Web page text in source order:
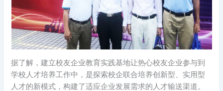
据了解，建立校友企业教育实践基地让热心校友企业参与到
学校人才培养工作中，是探索校企联合培养创新型、实用型
人才的新模式，构建了适应企业发展需求的人才输送渠道。